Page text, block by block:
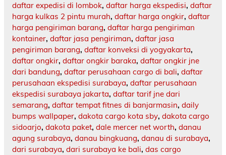
daftar expedisi di lombok, daftar harga ekspedisi, daftar
harga kulkas 2 pintu murah, daftar harga ongkir, daftar
harga pengiriman barang, daftar harga pengiriman
kontainer, daftar jasa pengiriman, daftar jasa
pengiriman barang, daftar konveksi di yogyakarta,
daftar ongkir, daftar ongkir baraka, daftar ongkir jne
dari bandung, daftar perusahaan cargo di bali, daftar
perusahaan ekspedisi surabaya, daftar perusahaan
ekspedisi surabaya jakarta, daftar tarif jne dari
semarang, daftar tempat fitnes di banjarmasin, daily
bumps wallpaper, dakota cargo kota sby, dakota cargo
sidoarjo, dakota paket, dale mercer net worth, danau
agung surabaya, danau bingkuang, danau di surabaya,
dari surabaya, dari surabaya ke bali, das cargo